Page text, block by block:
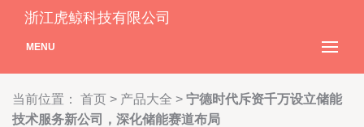
浙江虎鲸科技有限公司
MENU
当前位置： 首页 > 产品大全 > 宁德时代斥资千万设立储能
技术服务新公司，深化储能赛道布局